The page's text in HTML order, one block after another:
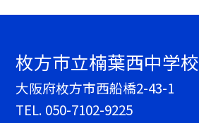
枚方市立楠葉西中学校
大阪府枚方市西船橋2-43-1
TEL. 050-7102-9225